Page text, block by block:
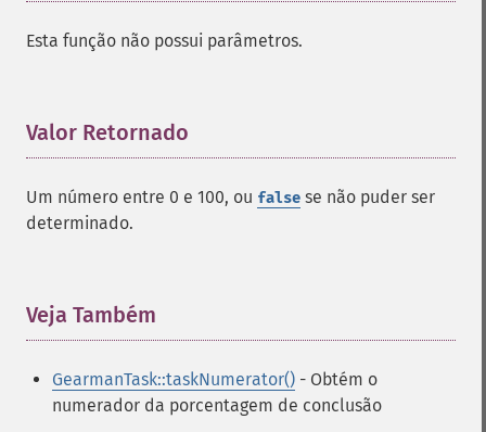
Esta função não possui parâmetros.
Valor Retornado
Um número entre 0 e 100, ou false se não puder ser
determinado.
Veja Também
GearmanTask::taskNumerator() - Obtém o
numerador da porcentagem de conclusão